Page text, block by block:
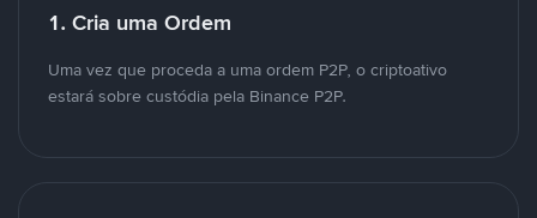
1. Cria uma Ordem
Uma vez que proceda a uma ordem P2P, o criptoativo
estará sobre custódia pela Binance P2P.